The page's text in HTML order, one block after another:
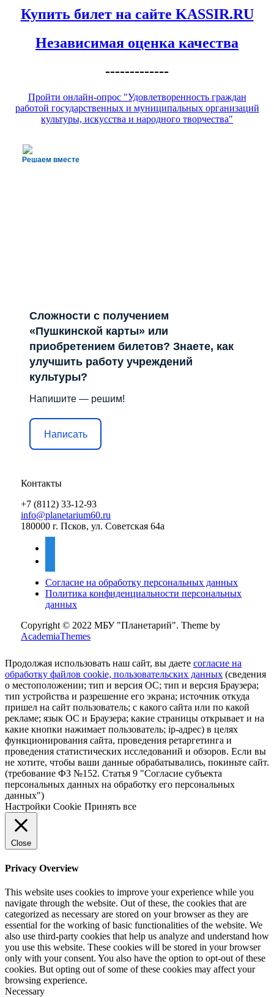
Купить билет на сайте KASSIR.RU
Независимая оценка качества
-------------
Пройти онлайн-опрос "Удовлетворенность граждан
работой государственных и муниципальных организаций
культуры, искусства и народного творчества"
Решаем вместе
Сложности с получением
«Пушкинской карты» или
приобретением билетов? Знаете, как
улучшить работу учреждений
культуры?
Напишите — решим!
Написать
Контакты
+7 (8112) 33-12-93
info@planetarium60.ru
180000 г. Псков, ул. Советская 64а
Согласие на обработку персональных данных
Политика конфиденциальности персональных
данных
Copyright © 2022 МБУ "Планетарий". Theme by
AcademiaThemes
Продолжая использовать наш сайт, вы даете согласие на
обработку файлов cookie, пользовательских данных (сведения
о местоположении; тип и версия ОС; тип и версия Браузера;
тип устройства и разрешение его экрана; источник откуда
пришел на сайт пользователь; с какого сайта или по какой
рекламе; язык ОС и Браузера; какие страницы открывает и на
какие кнопки нажимает пользователь; ip-адрес) в целях
функционирования сайта, проведения ретаргетинга и
проведения статистических исследований и обзоров. Если вы
не хотите, чтобы ваши данные обрабатывались, покиньте сайт.
(требование ФЗ №152. Статья 9 "Согласие субъекта
персональных данных на обработку его персональных
данных")
Настройки Cookie Принять все
Close
Privacy Overview
This website uses cookies to improve your experience while you
navigate through the website. Out of these, the cookies that are
categorized as necessary are stored on your browser as they are
essential for the working of basic functionalities of the website. We
also use third-party cookies that help us analyze and understand how
you use this website. These cookies will be stored in your browser
only with your consent. You also have the option to opt-out of these
cookies. But opting out of some of these cookies may affect your
browsing experience.
Necessary